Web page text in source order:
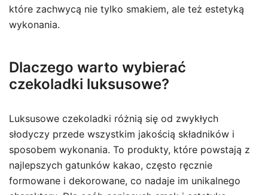
które zachwycą nie tylko smakiem, ale też estetyką
wykonania.
Dlaczego warto wybierać
czekoladki luksusowe?
Luksusowe czekoladki różnią się od zwykłych
słodyczy przede wszystkim jakością składników i
sposobem wykonania. To produkty, które powstają z
najlepszych gatunków kakao, często ręcznie
formowane i dekorowane, co nadaje im unikalnego